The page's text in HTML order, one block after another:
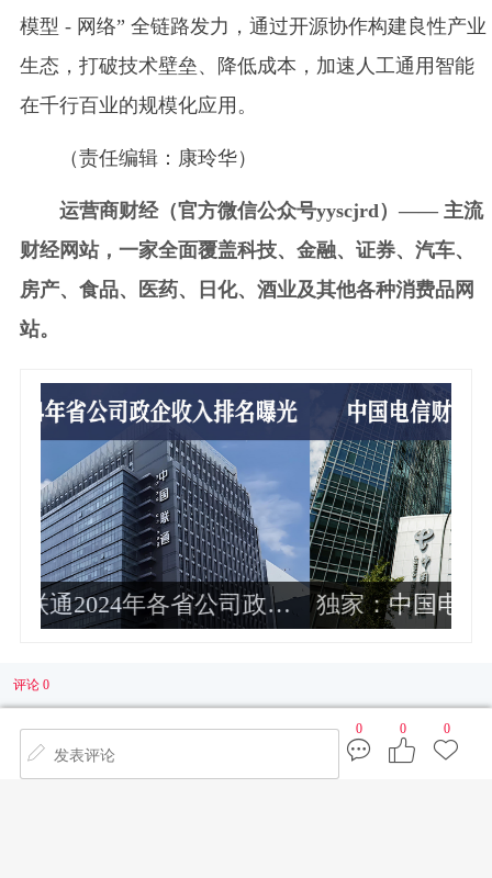
模型 - 网络” 全链路发力，通过开源协作构建良性产业
生态，打破技术壁垒、降低成本，加速人工通用智能
在千行百业的规模化应用。
（责任编辑：康玲华）
运营商财经（官方微信公众号yyscjrd）—— 主流
财经网站，一家全面覆盖科技、金融、证券、汽车、
房产、食品、医药、日化、酒业及其他各种消费品网
站。
独家：中国电信财务部总经理周响华
评论 0
0 0 0